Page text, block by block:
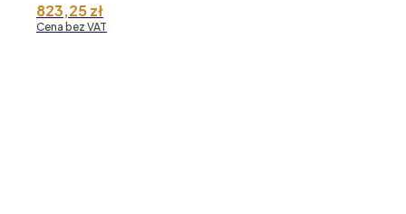
823,25zł
Cena bez VAT